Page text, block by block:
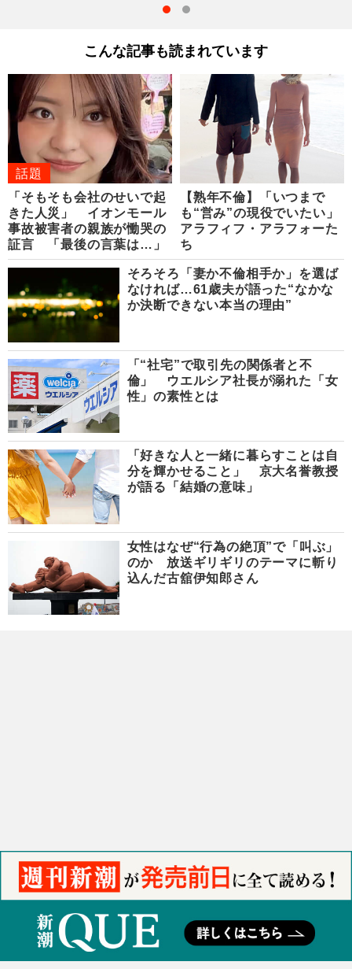
こんな記事も読まれています
話題
「そもそも会社のせいで起
きた人災」 イオンモール
事故被害者の親族が慟哭の
証言 「最後の言葉は…」
【熟年不倫】「いつまで
も“営み”の現役でいたい」
アラフィフ・​アラフォーた
ち
そろそろ「妻か不倫相手か」を選ば
なければ…61歳夫が語った“なかな
か決断できない本当の理由”
「“社宅”で取引先の関係者と不
倫」 ウエルシア社長が溺れた「女
性」の素性とは
「好きな人と一緒に暮らすことは自
分を輝かせること」 京大名誉教授
が語る「結婚の意味」
女性はなぜ“行為の絶頂”で「叫ぶ」
のか 放送ギリギリのテーマに斬り
込んだ古舘伊知郎さん